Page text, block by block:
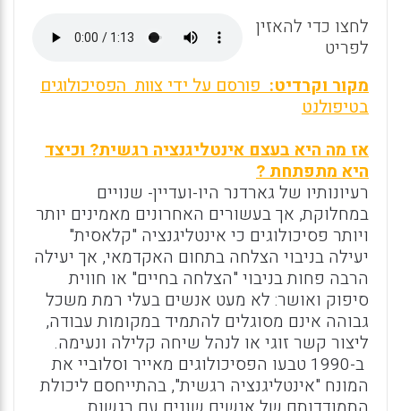
A
p
p
o
o
k
לחצו כדי להאזין
לפריט
מקור וקרדיט:פורסם על ידי צוות הפסיכולוגים
בטיפולנט
אז מה היא בעצם אינטליגנציה רגשית? וכיצד
היא מתפתחת ?
רעיונותיו של גארדנר היו-ועדיין- שנויים
במחלוקת, אך בעשורים האחרונים מאמינים יותר
ויותר פסיכולוגים כי אינטליגנציה "קלאסית"
יעילה בניבוי הצלחה בתחום האקדמאי, אך יעילה
הרבה פחות בניבוי "הצלחה בחיים" או חווית
סיפוק ואושר: לא מעט אנשים בעלי רמת משכל
גבוהה אינם מסוגלים להתמיד במקומות עבודה,
ליצור קשר זוגי או לנהל שיחה קלילה ונעימה.
ב-1990 טבעו הפסיכולוגים מאייר וסלוביי את
המונח "אינטליגנציה רגשית", בהתייחסם ליכולת